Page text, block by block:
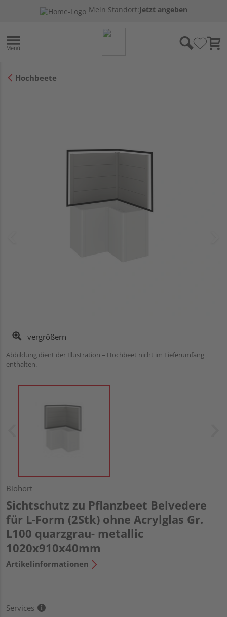
Mein Standort:Jetzt angeben
Hochbeete
vergrößern
Abbildung dient der Illustration – Hochbeet nicht im Lieferumfang
enthalten.
Biohort
Sichtschutz zu Pflanzbeet Belvedere
für L-Form (2Stk) ohne Acrylglas Gr.
L100 quarzgrau- metallic
1020x910x40mm
Artikelinformationen
Services